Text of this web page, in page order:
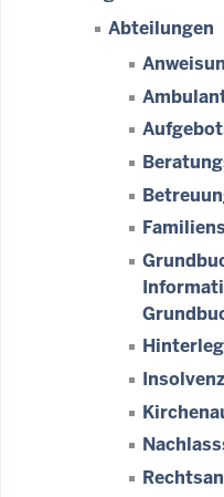
Abteilungen